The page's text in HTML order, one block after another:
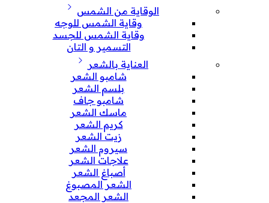
الوقاية من الشمس
وقاية الشمس للوجه
وقاية الشمس للجسد
التسمير و التان
العناية بالشعر
شامبو الشعر
بلسم الشعر
شامبو جاف
ماسك الشعر
كريم الشعر
زيت الشعر
سيروم الشعر
علاجات الشعر
أصباغ الشعر
الشعر المصبوغ
الشعر المجعد